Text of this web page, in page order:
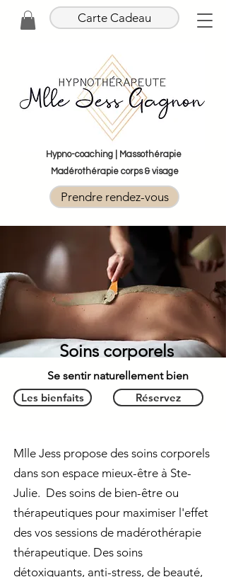
Prendre rendez-vous
Hypno-coaching | Massothérapie
Madérothérapie corps & visage
Carte Cadeau
Soins corporels
Se sentir naturellement bien
Les bienfaits
Réservez
Mlle Jess propose des soins corporels
dans son espace mieux-être à Ste-
Julie. Des soins de bien-être ou
thérapeutiques pour maximiser l'effet
des vos sessions de madérothérapie
thérapeutique. Des soins
détoxiquants, anti-stress, de beauté,